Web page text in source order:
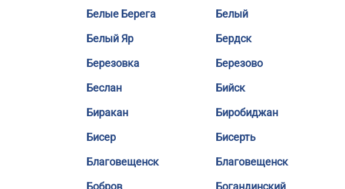
Белые Берега
Белый
Белый Яр
Бердск
Березовка
Березово
Беслан
Бийск
Биракан
Биробиджан
Бисер
Бисерть
Благовещенск
Благовещенск
Бобров
Богандинский